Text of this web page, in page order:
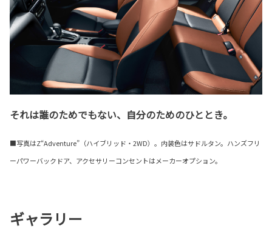
それは誰のためでもない、自分のためのひととき。
■写真はZ“Adventure”（ハイブリッド・2WD）。内装色はサドルタン。ハンズフリ
ーパワーバックドア、アクセサリーコンセントはメーカーオプション。
ギャラリー